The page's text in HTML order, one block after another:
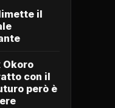
il
Okoro
con il
però è